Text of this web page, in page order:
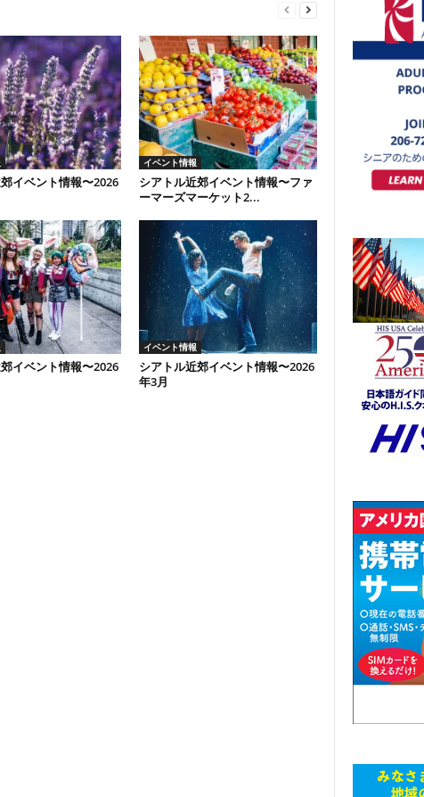
イベント情報〜2026
イベント情報
シアトル近郊イベント情報〜ファ
ーマーズマーケット2...
イベント情報〜2026
イベント情報
シアトル近郊イベント情報〜2026
年3月